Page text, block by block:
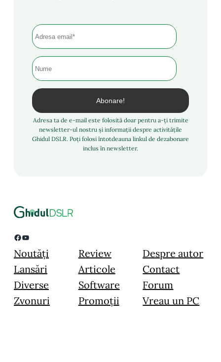
Adresa ta de e-mail este folosită doar pentru a-ți trimite
newsletter-ul nostru și informații despre activitățile
Ghidul DSLR. Poți folosi întotdeauna linkul de dezabonare
inclus în newsletter.
Facebook YouTube
Noutăți
Lansări
Diverse
Zvonuri
Review
Articole
Software
Promoții
Despre autor
Contact
Forum
Vreau un PC